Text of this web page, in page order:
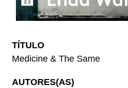
TÍTULO
Medicine & The Same
AUTORES(AS)